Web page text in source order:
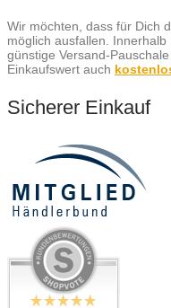
Wir möchten, dass für Dich
möglich ausfallen.
günstige Versand-
Einkaufswert auch
Sicherer Einkauf